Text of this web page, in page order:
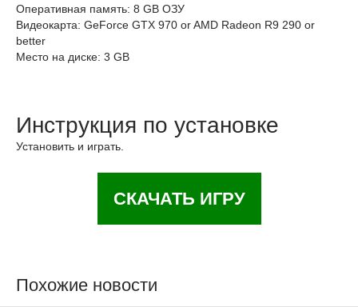
Оперативная память: 8 GB ОЗУ
Видеокарта: GeForce GTX 970 or AMD Radeon R9 290 or
better
Место на диске: 3 GB
Инструкция по установке
Установить и играть.
СКАЧАТЬ ИГРУ
Похожие новости